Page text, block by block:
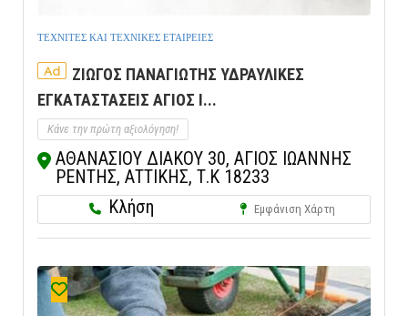
ΤΕΧΝΙΤΕΣ ΚΑΙ ΤΕΧΝΙΚΕΣ ΕΤΑΙΡΕΙΕΣ
Ad
ΖΙΩΓΟΣ ΠΑΝΑΓΙΩΤΗΣ ΥΔΡΑΥΛΙΚΕΣ
ΕΓΚΑΤΑΣΤΑΣΕΙΣ ΑΓΙΟΣ Ι...
Κάνε την πρώτη αξιολόγηση!
ΑΘΑΝΑΣΙΟΥ ΔΙΑΚΟΥ 30, ΑΓΙΟΣ ΙΩΑΝΝΗΣ
ΡΕΝΤΗΣ, ΑΤΤΙΚΗΣ, Τ.Κ 18233
Κλήση
Εμφάνιση Χάρτη